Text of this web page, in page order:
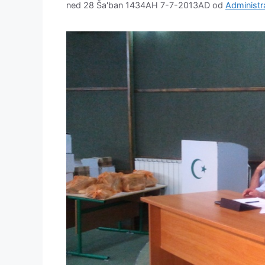
ned 28 Ša'ban 1434AH 7-7-2013AD od